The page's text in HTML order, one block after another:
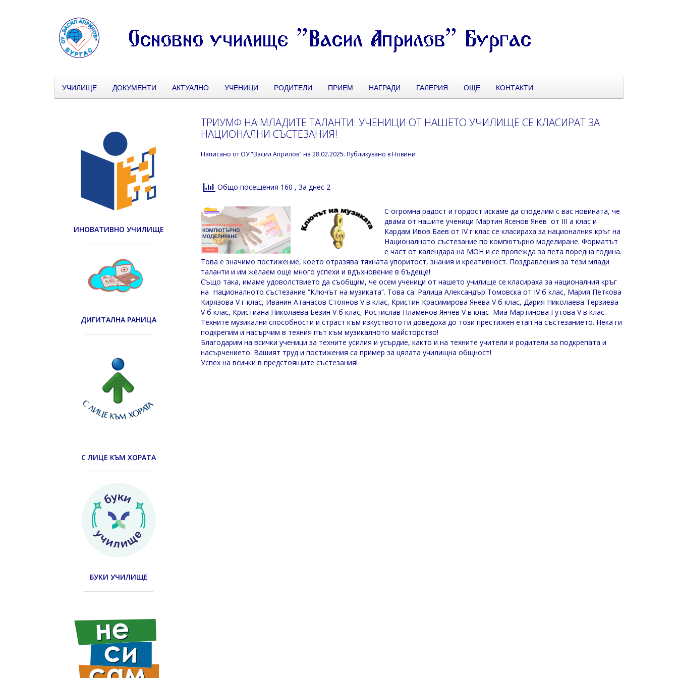
УЧИЛИЩЕ ДОКУМЕНТИ АКТУАЛНО УЧЕНИЦИ РОДИТЕЛИ ПРИЕМ НАГРАДИ ГАЛЕРИЯ ОЩЕ КОНТАКТИ
ТРИУМФ НА МЛАДИТЕ ТАЛАНТИ: УЧЕНИЦИ ОТ НАШЕТО УЧИЛИЩЕ СЕ КЛАСИРАТ ЗА
НАЦИОНАЛНИ СЪСТЕЗАНИЯ!
Написано от ОУ "Васил Априлов" на28.02.2025. Публикувано вНовини
Общо посещения 160 , За днес 2
С огромна радост и гордост искаме да споделим с вас новината, че
двама от нашите ученици Мартин Ясенов Янев от III а клас и
Кардам Ивов Баев от IV г клас се класираха за националния кръг на
Националното състезание по компютърно моделиране. Форматът
е част от календара на МОН и се провежда за пета поредна година.
Това е значимо постижение, което отразява тяхната упоритост, знания и креативност. Поздравления за тези млади
таланти и им желаем още много успехи и вдъхновение в бъдеще!
Също така, имаме удоволствието да съобщим, че осем ученици от нашето училище се класираха за националния кръг
на Националното състезание “Ключът на музиката”. Това са: Ралица Александър Томовска от IV б клас, Мария Петкова
Кирязова V г клас, Иванин Атанасов Стоянов V в клас, Кристин Красимирова Янева V б клас, Дария Николаева Терзиева
V б клас, Кристиана Николаева Безин V б клас, Ростислав Пламенов Янчев V в клас Миа Мартинова Гутова V в клас.
Техните музикални способности и страст към изкуството ги доведоха до този престижен етап на състезанието. Нека ги
подкрепим и насърчим в техния път към музикалното майсторство!
Благодарим на всички ученици за техните усилия и усърдие, както и на техните учители и родители за подкрепата и
насърчението. Вашият труд и постижения са пример за цялата училищна общност!
Успех на всички в предстоящите състезания!
ИНОВАТИВНО УЧИЛИЩЕ
ДИГИТАЛНА РАНИЦА
С ЛИЦЕ КЪМ ХОРАТА
БУКИ УЧИЛИЩЕ